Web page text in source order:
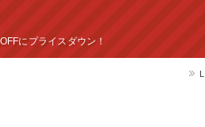
OFFにプライスダウン！